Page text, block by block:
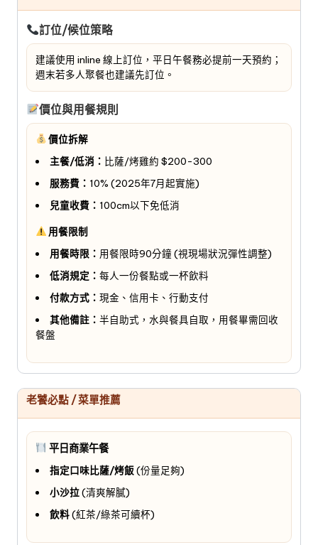
訂位/候位策略
建議使用 inline 線上訂位，平日午餐務必提前一天預約；
週末若多人聚餐也建議先訂位。
價位與用餐規則
價位拆解
主餐/低消： 比薩/烤雞約 $200-300
服務費： 10% (2025年7月起實施)
兒童收費： 100cm以下免低消
用餐限制
用餐時限： 用餐限時90分鐘 (視現場狀況彈性調整)
低消規定： 每人一份餐點或一杯飲料
付款方式： 現金、信用卡、行動支付
其他備註： 半自助式，水與餐具自取，用餐畢需回收
餐盤
老饕必點 / 菜單推薦
平日商業午餐
指定口味比薩/烤飯(份量足夠)
小沙拉(清爽解膩)
飲料(紅茶/綠茶可續杯)